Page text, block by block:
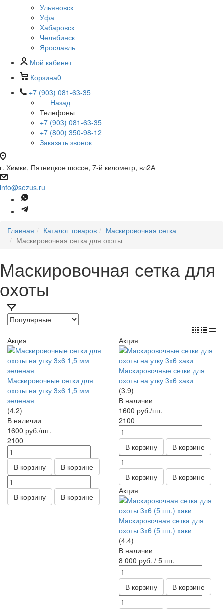
Ульяновск
Уфа
Хабаровск
Челябинск
Ярославль
Мой кабинет
Корзина0
+7 (903) 081-63-35
Назад
Телефоны
+7 (903) 081-63-35
+7 (800) 350-98-12
Заказать звонок
г. Химки, Пятницкое шоссе, 7-й километр, вл2А
info@sezus.ru
Главная Каталог товаров
Маскировочная сетка
Маскировочная сетка для охоты
Маскировочная сетка для
охоты
Акция
Маскировочные сетки для
охоты на утку 3х6 1,5 мм
зеленая
(4.2)
В наличии
1600 руб./шт.
2100
В корзину В корзине
В корзину В корзине
Акция
Маскировочные сетки для
охоты на утку 3х6 хаки
(3.9)
В наличии
1600 руб./шт.
2100
В корзину В корзине
В корзину
В корзине
Акция
Маскировочная сетка для
охоты 3х6 (5 шт.) хаки
(4.4)
В наличии
8 000 руб. / 5 шт.
В корзину В корзине